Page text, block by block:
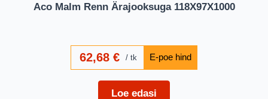
Aco Malm Renn Ärajooksuga 118X97X1000
62,68 € tk
Loe edasi